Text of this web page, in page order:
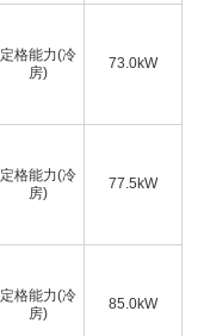
定格能力(冷
房)
73.0kW
定格能力(冷
房)
77.5kW
定格能力(冷
房)
85.0kW